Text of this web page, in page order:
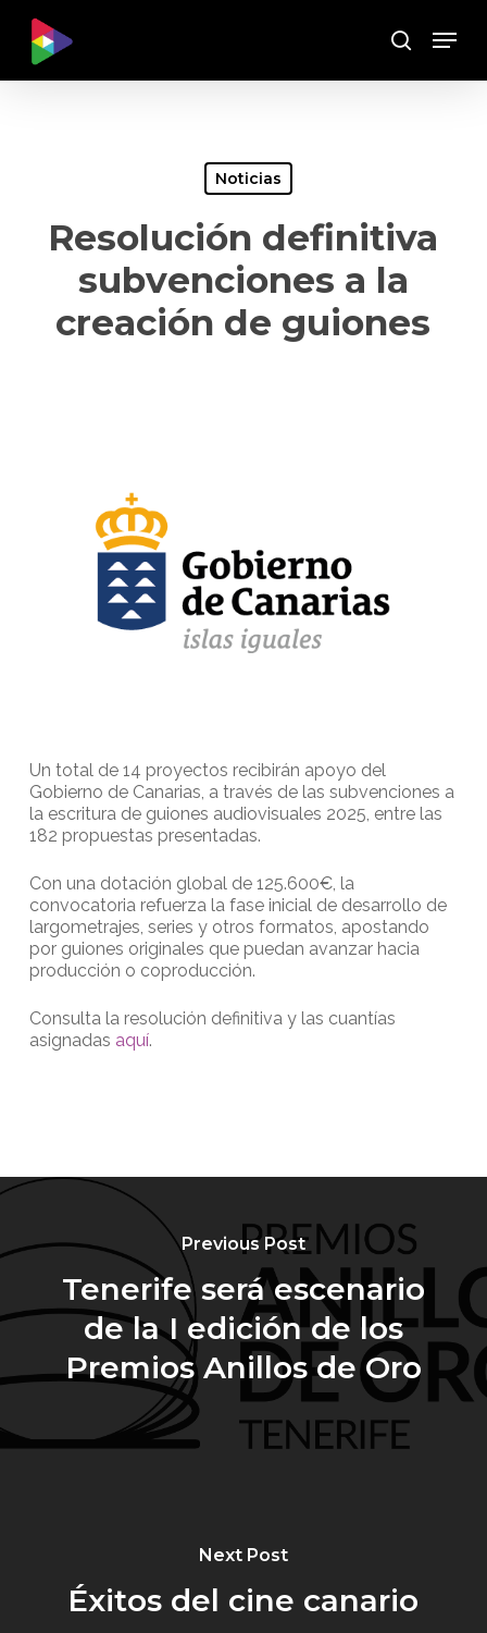
main
Buscar
Menu
Noticias
Resolución definitiva
subvenciones a la
creación de guiones
Un total de 14 proyectos recibirán apoyo del
Gobierno de Canarias, a través de las subvenciones a
la escritura de guiones audiovisuales 2025, entre las
182 propuestas presentadas.
Con una dotación global de 125.600€, la
convocatoria refuerza la fase inicial de desarrollo de
largometrajes, series y otros formatos, apostando
por guiones originales que puedan avanzar hacia
producción o coproducción.
Consulta la resolución definitiva y las cuantías
asignadas aquí.
Previous Post
Tenerife será escenario
de la I edición de los
Premios Anillos de Oro
Next Post
Éxitos del cine canario